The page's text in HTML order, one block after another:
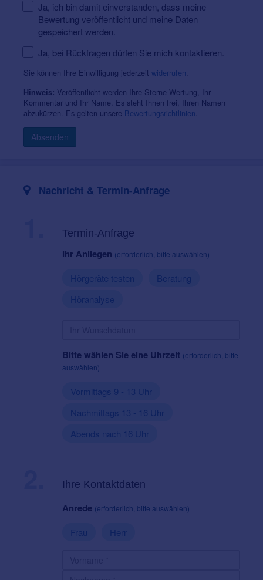
Ja, ich bin damit einverstanden, dass meine
Bewertung veröffentlicht und meine Daten
gespeichert werden.
Ja, bei Rückfragen dürfen Sie mich kontaktieren.
Sie können Ihre Einwilligung jederzeit widerrufen.
Hinweis: Veröffentlicht werden Ihre Sterne-Wertung, Ihr
Kommentar und Ihr Name. Es steht Ihnen frei, Ihren Namen
abzukürzen. Es gelten unsere Bewertungsrichtlinien.
Absenden
Nachricht & Termin-Anfrage
Termin-Anfrage
Ihr Anliegen (erforderlich, bitte auswählen)
Hörgeräte testen
Beratung
Höranalyse
Bitte wählen Sie eine Uhrzeit (erforderlich, bitte
auswählen)
Vormittags 9 - 13 Uhr
Nachmittags 13 - 16 Uhr
Abends nach 16 Uhr
Ihre Kontaktdaten
Anrede (erforderlich, bitte auswählen)
Frau Herr